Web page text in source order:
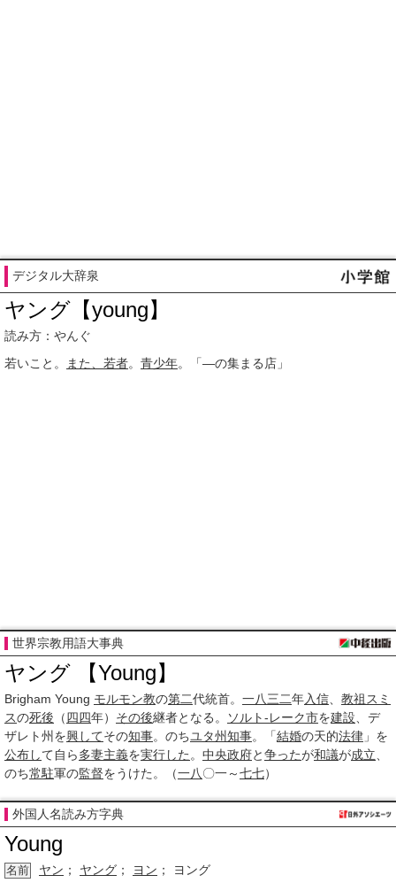
デジタル大辞泉
ヤング【young】
読み方：やんぐ
若いこと。
また、 若者。 青少年。「―の集まる店」
世界宗教用語大事典
ヤング 【Young】
Brigham Young モルモン教の第二代統首。 一八三二年入信 教祖 スミ
スの死後 （四四年） その後継者となる。 ソルト-レーク市を建設 、デ
ザレト州を興してその知事。のちユタ州知事。「結婚の天的法律 」を
公布して自ら多妻主義を実行した 。 中央政府と争ったが和議が成立
のち常駐軍の監督をうけた。（一八〇一～七七）
外国人名読み方字典
Young
名前 ヤン ； ヤング ； ヨン ； ヨング